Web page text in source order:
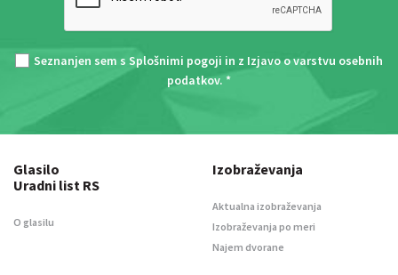
Seznanjen sem s Splošnimi pogoji in z Izjavo o varstvu osebnih
podatkov. *
Glasilo
Uradni list RS
O glasilu
Izobraževanja
Aktualna izobraževanja
Izobraževanja po meri
Najem dvorane